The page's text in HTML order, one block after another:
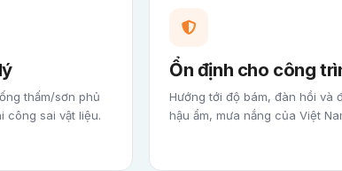
thấm/sơn phủ
công sai vật liệu.
Ổn định cho công
Hướng tới độ bám, đàn hồi và
hậu ẩm, mưa nắng của Việt